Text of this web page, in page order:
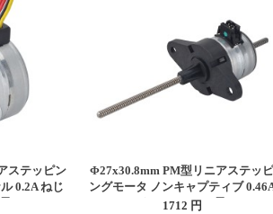
ステッピン
0.2A ねじ
さ21.5mm
Φ27x30.8mm PM型リニアステッピ
ングモータ ノンキャプティブ
ねじリード1mm/0.039" 長さ120mm
1712 円